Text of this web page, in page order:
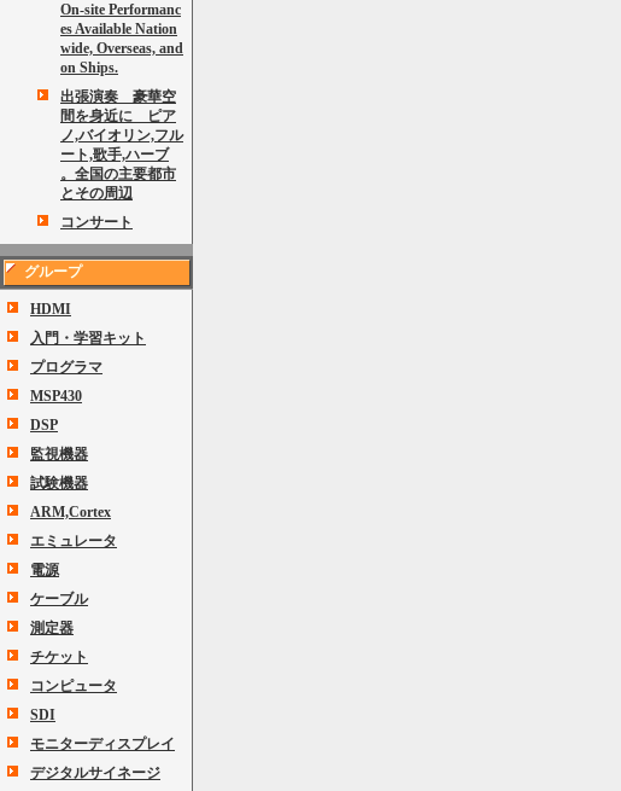
On-site Performanc
es Available Nation
wide, Overseas, and
on Ships.
出張演奏 豪華空
間を身近に ピア
ノ,バイオリン,フル
ート,歌手,ハーブ
。全国の主要都市
とその周辺
コンサート
グループ
HDMI
入門・学習キット
プログラマ
MSP430
DSP
監視機器
試験機器
ARM,Cortex
エミュレータ
電源
ケーブル
測定器
チケット
コンピュータ
SDI
モニターディスプレイ
デジタルサイネージ